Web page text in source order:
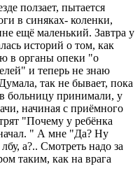
ползает, пытается
в синяках- коленки,
ещё маленький. Завтра у
историй о том, как
в органы опеки "о
и теперь не знаю
так не бывает, пока
больницу принимали, у
начиная с приёмного
"Почему у ребёнка
" А мне "Да? Ну
а?.. Смотреть надо за
таким, как на врага